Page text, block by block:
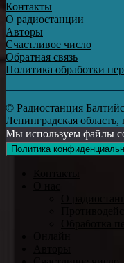
Контакты
О радиостанции
Авторы
Счастливое число
Обратная связь
Политика обработки
© Радиостанция
Ленинградская
Мы используем файлы
Политика